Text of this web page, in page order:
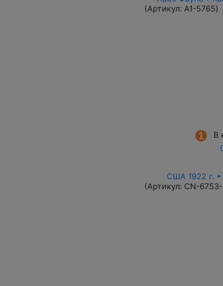
(Артикул: A1-5765)
В
США 1922 г. •
(Артикул: CN-